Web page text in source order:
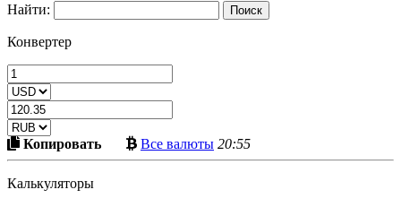
Найти:
Конвертер
КопироватьСкопировать
в
Все валютыБольше
криптовалют
20:55
Калькуляторы